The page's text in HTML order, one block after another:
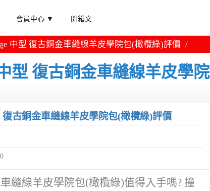
會員中心 ▼ 開箱文
中型 復古銅金車縫線羊皮學院包(橄欖綠)評價
型 復古銅金車縫線羊皮學院
古銅金車縫線羊皮學院包(橄欖綠)評價
0
縫線羊皮學院包(橄欖綠)值得入手嗎? 撞